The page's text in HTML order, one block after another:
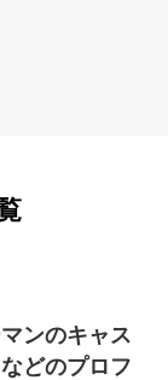
ンのキャス
どのプロフ